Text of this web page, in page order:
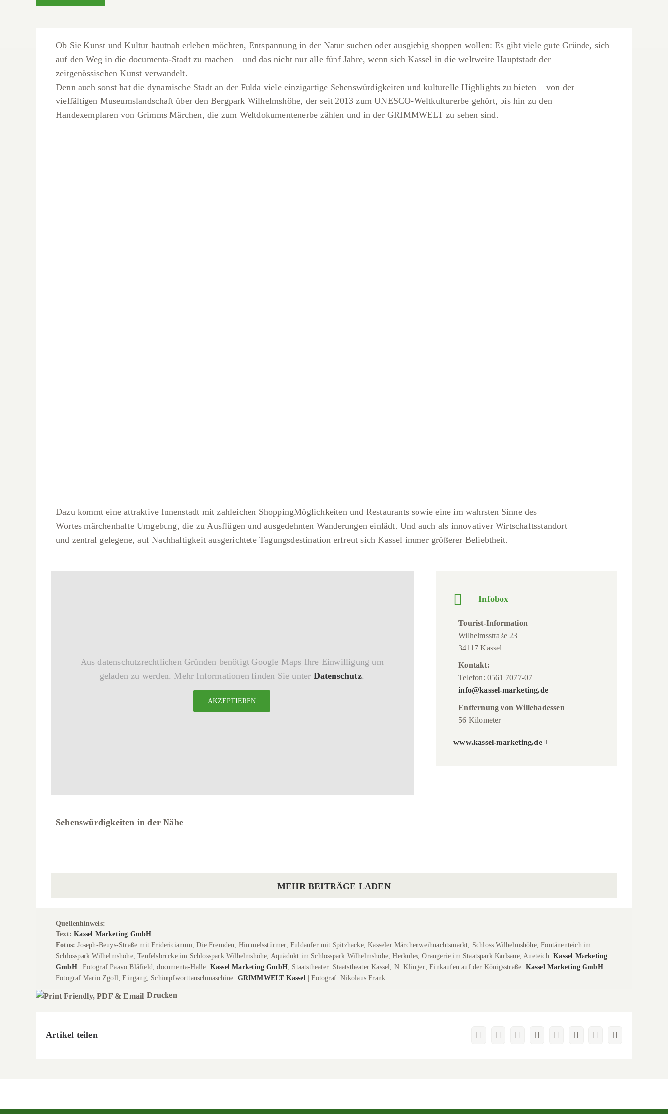
Ob Sie Kunst und Kultur hautnah erleben möchten, Entspannung in der Natur suchen oder ausgiebig shoppen wollen: Es gibt viele gute Gründe, sich
auf den Weg in die documenta-Stadt zu machen – und das nicht nur alle fünf Jahre, wenn sich Kassel in die weltweite Hauptstadt der
zeitgenössischen Kunst verwandelt.
Denn auch sonst hat die dynamische Stadt an der Fulda viele einzigartige Sehenswürdigkeiten und kulturelle Highlights zu bieten – von der
vielfältigen Museumslandschaft über den Bergpark Wilhelmshöhe, der seit 2013 zum UNESCO-Weltkulturerbe gehört, bis hin zu den
Handexemplaren von Grimms Märchen, die zum Weltdokumentenerbe zählen und in der GRIMMWELT zu sehen sind.
Dazu kommt eine attraktive Innenstadt mit zahleichen ShoppingMöglichkeiten und Restaurants sowie eine im wahrsten Sinne des
Wortes märchenhafte Umgebung, die zu Ausflügen und ausgedehnten Wanderungen einlädt. Und auch als innovativer Wirtschaftsstandort
und zentral gelegene, auf Nachhaltigkeit ausgerichtete Tagungsdestination erfreut sich Kassel immer größerer Beliebtheit.
Aus datenschutzrechtlichen Gründen benötigt Google Maps Ihre Einwilligung um
geladen zu werden. Mehr Informationen finden Sie unter Datenschutz.
AKZEPTIEREN
Infobox
Tourist-Information
Wilhelmsstraße 23
34117 Kassel
Kontakt:
Telefon: 0561 7077-07
info@kassel-marketing.de
Entfernung von Willebadessen
56 Kilometer
www.kassel-marketing.de
Sehenswürdigkeiten in der Nähe
MEHR BEITRÄGE LADEN
Quellenhinweis:
Text: Kassel Marketing GmbH
Fotos:Joseph-Beuys-Straße mit Fridericianum, Die Fremden, Himmelsstürmer, Fuldaufer mit Spitzhacke, Kasseler Märchenweihnachtsmarkt, Schloss Wilhelmshöhe, Fontänenteich im
Schlosspark Wilhelmshöhe, Teufelsbrücke im Schlosspark Wilhelmshöhe, Aquädukt im Schlosspark Wilhelmshöhe, Herkules, Orangerie im Staatspark Karlsaue, Aueteich:Kassel Marketing
GmbH| Fotograf Paavo Blåfield; documenta-Halle: Kassel Marketing GmbH; Staatstheater: Staatstheater Kassel, N. Klinger; Einkaufen auf der Königsstraße: Kassel Marketing GmbH|
Fotograf Mario Zgoll; Eingang, Schimpfworttauschmaschine: GRIMMWELT Kassel| Fotograf: Nikolaus Frank
Drucken
Artikel teilen Facebook
X RedditLinkedInWhatsApp
Pinterest
Vk
E-